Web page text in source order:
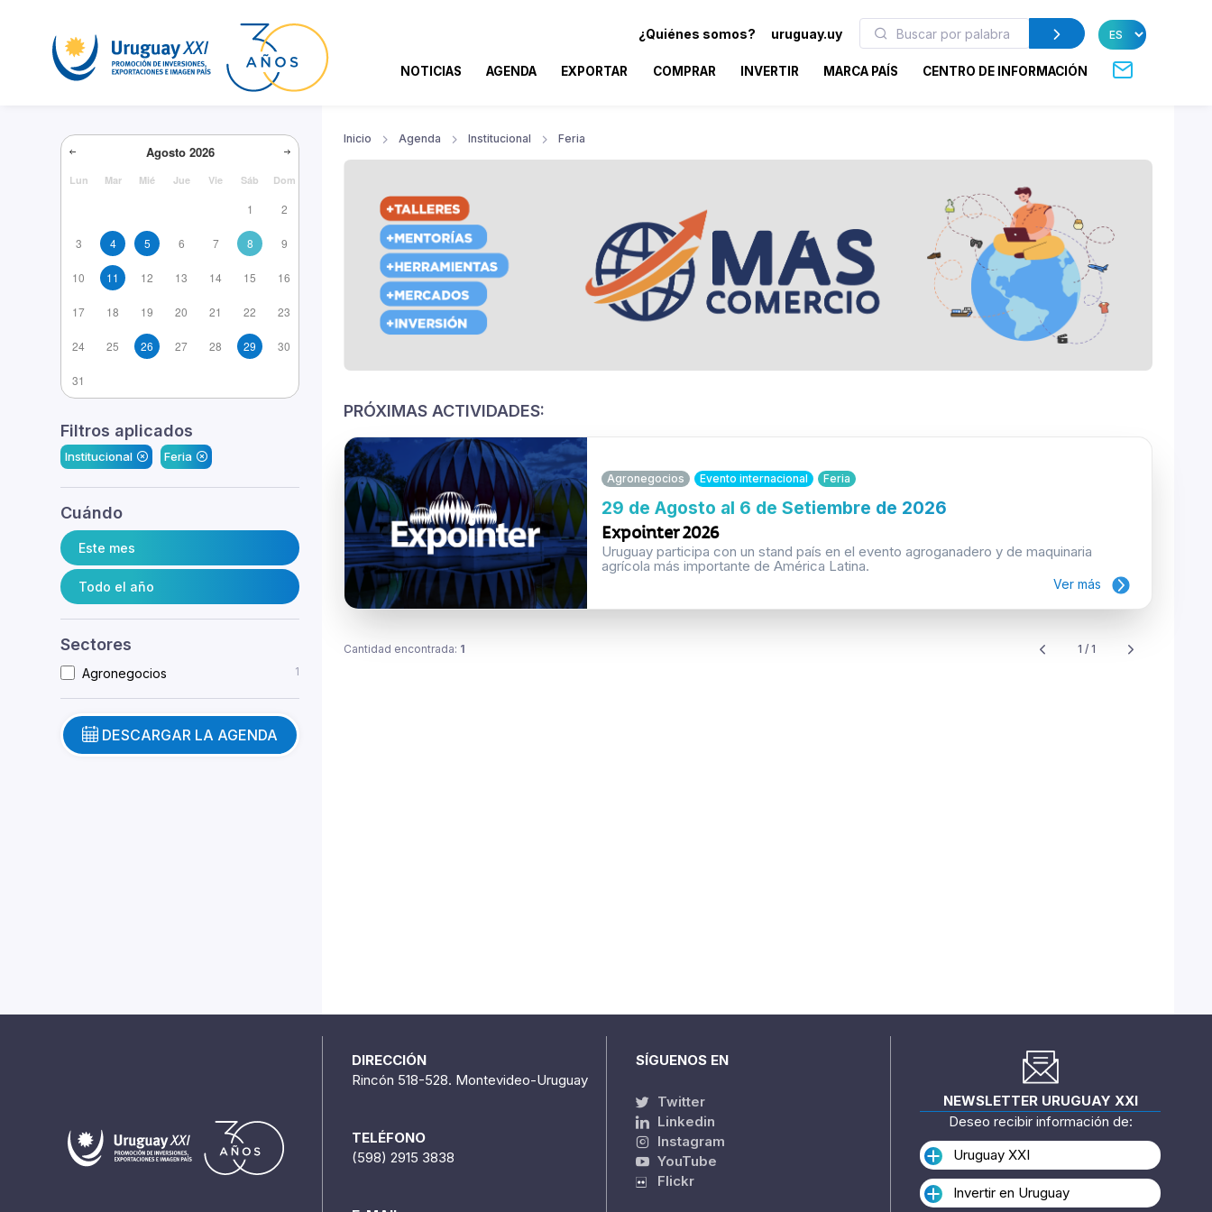
¿Quiénes somos? uruguay.uy
NOTICIAS AGENDA EXPORTAR COMPRAR INVERTIR MARCA PAÍS CENTRO DE INFORMACIÓN
Agosto 2026
Lun Mar Mié Jue Vie Sáb Dom
1 2
3 4 5 6 7 8 9
10 11 12 13 14 15 16
17 18 19 20 21 22 23
24 25 26 27 28 29 30
31
Filtros aplicados
Institucional Feria
Cuándo
Este mes
Todo el año
Sectores
Agronegocios 1
DESCARGAR LA AGENDA
Inicio Agenda Institucional Feria
PRÓXIMAS ACTIVIDADES:
Agronegocios Evento internacional Feria
29 de Agosto al 6 de Setiembre de 2026
Expointer 2026
Uruguay participa con un stand país en el evento agroganadero y de maquinaria
agrícola más importante de América Latina.
Ver más
Cantidad encontrada: 1 1 / 1
DIRECCIÓN
Rincón 518-528. Montevideo-Uruguay
TELÉFONO
(598) 2915 3838
SÍGUENOS EN
Twitter
Linkedin
Instagram
YouTube
Flickr
NEWSLETTER URUGUAY XXI
Deseo recibir información de:
Uruguay XXI
Invertir en Uruguay